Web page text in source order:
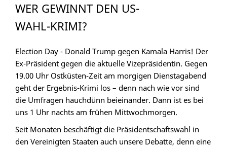
WER GEWINNT DEN US-
WAHL-KRIMI?
Election Day - Donald Trump gegen Kamala Harris! Der
Ex-Präsident gegen die aktuelle Vizepräsidentin. Gegen
19.00 Uhr Ostküsten-Zeit am morgigen Dienstagabend
geht der Ergebnis-Krimi los – denn nach wie vor sind
die Umfragen hauchdünn beieinander. Dann ist es bei
uns 1 Uhr nachts am frühen Mittwochmorgen.
Seit Monaten beschäftigt die Präsidentschaftswahl in
den Vereinigten Staaten auch unsere Debatte, denn eine